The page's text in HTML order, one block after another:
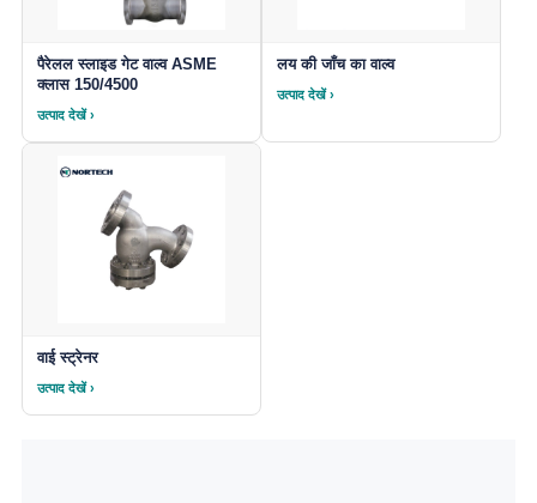
पैरेलल स्लाइड गेट वाल्व ASME
क्लास 150/4500
उत्पाद देखें ›
लय की जाँच का वाल्व
उत्पाद देखें ›
वाई स्ट्रेनर
उत्पाद देखें ›